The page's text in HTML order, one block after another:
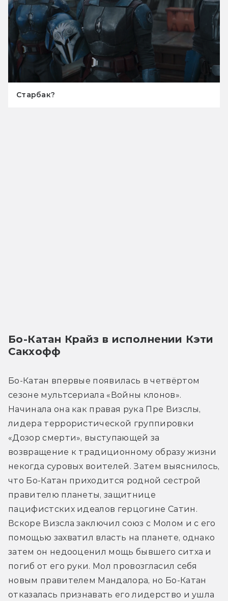
Старбак?
Бо-Катан Крайз в исполнении Кэти
Сакхофф
Бо-Катан впервые появилась в четвёртом
сезоне мультсериала «Войны клонов».
Начинала она как правая рука Пре Визслы,
лидера террористической группировки
«Дозор смерти», выступающей за
возвращение к традиционному образу жизни
некогда суровых воителей. Затем выяснилось,
что Бо-Катан приходится родной сестрой
правителю планеты, защитнице
пацифистских идеалов герцогине Сатин.
Вскоре Визсла заключил союз с Молом и с его
помощью захватил власть на планете, однако
затем он недооценил мощь бывшего ситха и
погиб от его руки. Мол провозгласил себя
новым правителем Мандалора, но Бо-Катан
отказалась признавать его лидерство и ушла